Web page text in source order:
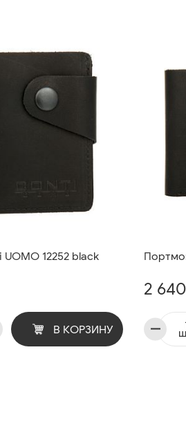
12252 black
В КОРЗИНУ
2